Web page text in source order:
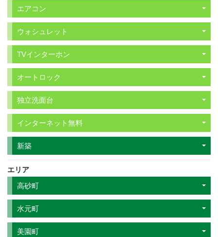
エアコン
ウォシュレット
TVインターホン
オートロック
独立洗面台
インターネット無料
新築
エリア
高砂町
水元町
美園町